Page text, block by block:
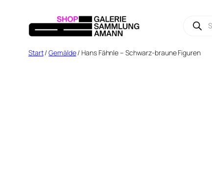
Inhalt
springen
Start/Gemälde/ Hans Fähnle – Schwarz-braune Figuren